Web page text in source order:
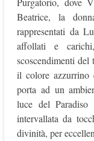
Beatrice, la
rappresentati da
affollati e
scoscendimenti
il colore azzurrino
porta ad un
luce del Paradiso
intervallata da
divinità, per